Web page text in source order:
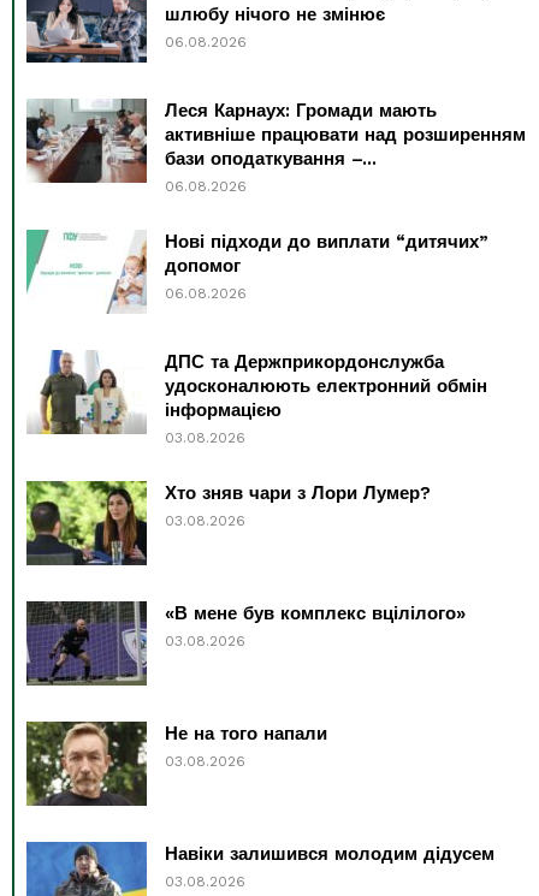
шлюбу нічого не змінює
06.08.2026
Леся Карнаух: Громади мають
активніше працювати над розширенням
бази оподаткування –...
06.08.2026
Нові підходи до виплати “дитячих”
допомог
06.08.2026
ДПС та Держприкордонслужба
удосконалюють електронний обмін
інформацією
03.08.2026
Хто зняв чари з Лори Лумер?
03.08.2026
«В мене був комплекс вцілілого»
03.08.2026
Не на того напали
03.08.2026
Навіки залишився молодим дідусем
03.08.2026